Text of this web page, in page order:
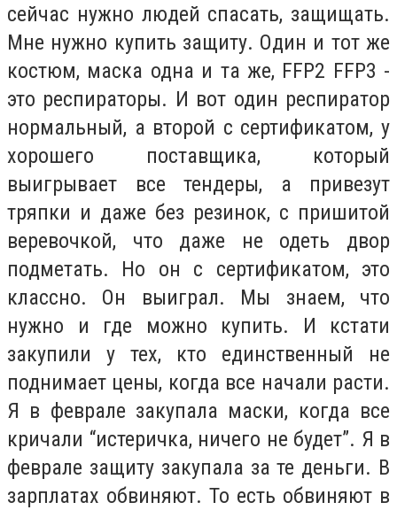
сейчас нужно людей спасать, защищать.
Мне нужно купить защиту. Один и тот же
костюм, маска одна и та же, FFP2 FFP3 -
это респираторы. И вот один респиратор
нормальный, а второй с сертификатом, у
хорошего поставщика, который
выигрывает все тендеры, а привезут
тряпки и даже без резинок, с пришитой
веревочкой, что даже не одеть двор
подметать. Но он с сертификатом, это
классно. Он выиграл. Мы знаем, что
нужно и где можно купить. И кстати
закупили у тех, кто единственный не
поднимает цены, когда все начали расти.
Я в феврале закупала маски, когда все
кричали “истеричка, ничего не будет”. Я в
феврале защиту закупала за те деньги. В
зарплатах обвиняют. То есть обвиняют в